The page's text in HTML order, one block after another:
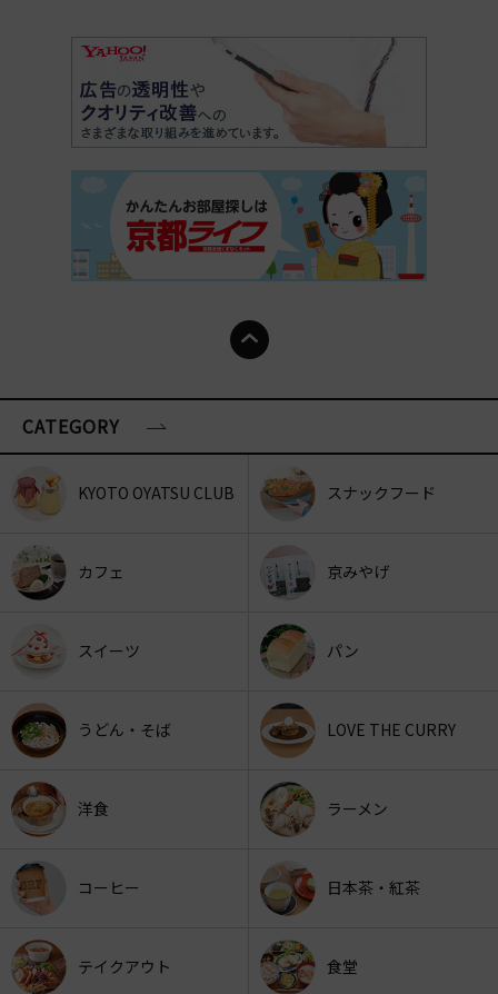
CATEGORY
KYOTO OYATSU CLUB スナックフード
カフェ 京みやげ
スイーツ パン
うどん・そば LOVE THE CURRY
洋食 ラーメン
コーヒー 日本茶・紅茶
テイクアウト 食堂